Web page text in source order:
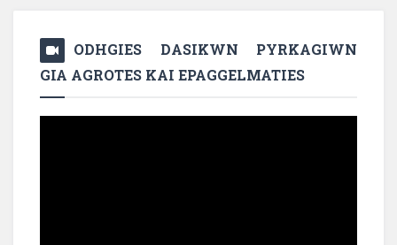
ODHGIES DASIKWN PYRKAGIWN
GIA AGROTES KAI EPAGGELMATIES